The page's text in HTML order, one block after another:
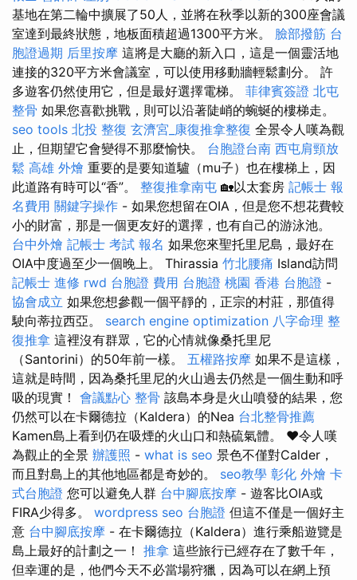
基地在第二輪中擴展了50人，並將在秋季以新的300座會議
室達到最終狀態，地板面積超過1300平方米。 臉部撥筋 台
胞證過期 后里按摩 這將是大廳的新入口，這是一個靈活地
連接的320平方米會議室，可以使用移動牆輕鬆劃分。 許
多遊客仍然使用它，但是最好選擇電梯。 菲律賓簽證 北屯
整骨 如果您喜歡挑戰，則可以沿著陡峭的蜿蜒的樓梯走。
seo tools 北投 整復 玄濟宮_康復推拿整復 全景令人嘆為觀
止，但期望它會變得不那麼愉快。 台胞證台南 西屯肩頸放
鬆 高雄 外燴 重要的是要知道驢（mu子）也在樓梯上，因
此道路有時可以“香”。 整復推拿南屯 🏡以太套房 記帳士 報
名費用 關鍵字操作 - 如果您想留在OIA，但是您不想花費較
小的財富，那是一個更友好的選擇，也有自己的游泳池。
台中外燴 記帳士 考試 報名 如果您來聖托里尼島，最好在
OIA中度過至少一個晚上。 Thirassia 竹北腰痛 Island訪問
記帳士 進修 rwd 台胞證 費用 台胞證 桃園 香港 台胞證 -
協會成立 如果您想參觀一個平靜的，正宗的村莊，那值得
駛向蒂拉西亞。 search engine optimization 八字命理 整
復推拿 這裡沒有群眾，它的心情就像桑托里尼
（Santorini）的50年前一樣。 五權路按摩 如果不是這樣，
這就是時間，因為桑托里尼的火山過去仍然是一個生動和呼
吸的現實！ 會議點心 整骨 該島本身是火山噴發的結果，您
仍然可以在卡爾德拉（Kaldera）的Nea 台北整骨推薦
Kamen島上看到仍在吸煙的火山口和熱硫氣體。 ❤️令人嘆
為觀止的全景 辦護照 - what is seo 景色不僅對Calder，
而且對島上的其他地區都是奇妙的。 seo教學 彰化 外燴 卡
式台胞證 您可以避免人群 台中腳底按摩 - 遊客比OIA或
FIRA少得多。 wordpress seo 台胞證 但這不僅是一個好主
意 台中腳底按摩 - 在卡爾德拉（Kaldera）進行乘船遊覽是
島上最好的計劃之一！ 推拿 這些旅行已經存在了數千年，
但幸運的是，他們今天不必當場狩獵，因為可以在網上預